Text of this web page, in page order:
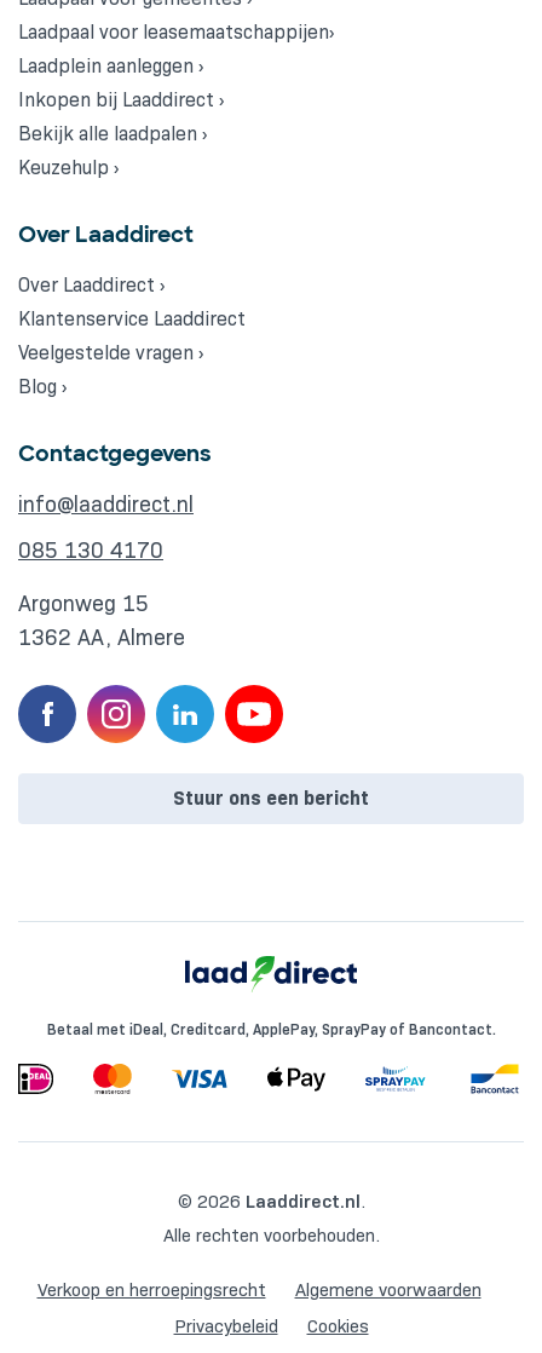
Laadpaal voor leasemaatschappijen›
Laadplein aanleggen ›
Inkopen bij Laaddirect ›
Bekijk alle laadpalen ›
Keuzehulp ›
Over Laaddirect
Over Laaddirect ›
Klantenservice Laaddirect
Veelgestelde vragen ›
Blog ›
Contactgegevens
info@laaddirect.nl
085 130 4170
Argonweg 15
1362 AA, Almere
Stuur ons een bericht
Betaal met iDeal, Creditcard, ApplePay, SprayPay of Bancontact.
© 2026 Laaddirect.nl.
Alle rechten voorbehouden.
Verkoop en herroepingsrecht
Algemene voorwaarden
Privacybeleid
Cookies